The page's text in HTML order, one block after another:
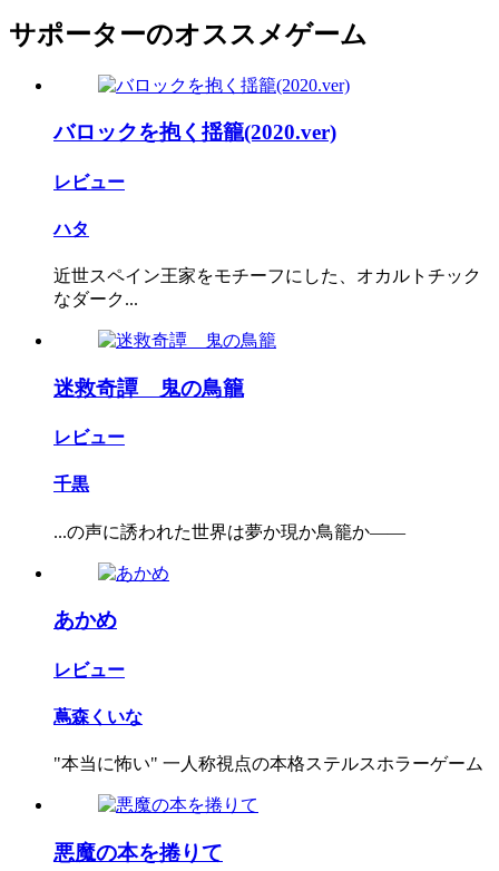
サポーターのオススメゲーム
バロックを抱く揺籠(2020.ver)
レビュー
ハタ
近世スペイン王家をモチーフにした、オカルトチック
なダーク...
迷救奇譚 鬼の鳥籠
レビュー
千黒
...の声に誘われた世界は夢か現か鳥籠か――
あかめ
レビュー
蔦森くいな
"本当に怖い" 一人称視点の本格ステルスホラーゲーム
悪魔の本を捲りて